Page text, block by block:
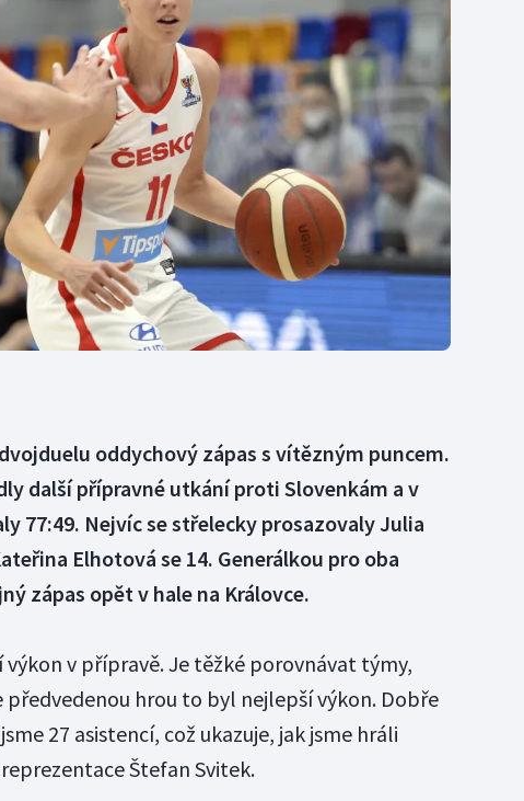
Moderní pětiboj
Motorsport
Olympijské hry
Parasport
Plavání
Plážový volejbal
Triatlon
Veslování
Vodní slalom
Volejbal
Ostatní
oddychový zápas s vítězným puncem.
další přípravné utkání proti Slovenkám a v
77:49. Nejvíc se střelecky prosazovaly Julia
Elhotová se 14. Generálkou pro oba
zápas opět v hale na Královce.
v přípravě. Je těžké porovnávat týmy,
hrou to byl nejlepší výkon. Dobře
27 asistencí, což ukazuje, jak jsme hráli
Štefan Svitek.